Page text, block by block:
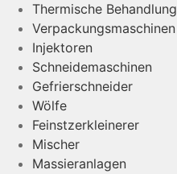
Thermische Behandlung
Verpackungsmaschinen
Injektoren
Schneidemaschinen
Gefrierschneider
Wölfe
Feinstzerkleinerer
Mischer
Massieranlagen